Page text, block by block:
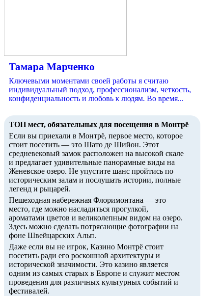
ТОП мест, обязательных для посещения в Монтрё
Если вы приехали в Монтрё, первое место, которое
стоит посетить — это Шато де Шийон. Этот
средневековый замок расположен на высокой скале
и предлагает удивительные панорамные виды на
Женевское озеро. Не упустите шанс пройтись по
историческим залам и послушать истории, полные
легенд и рыцарей.
Пешеходная набережная Флоримонтана — это
место, где можно насладиться прогулкой,
ароматами цветов и великолепным видом на озеро.
Здесь можно сделать потрясающие фотографии на
фоне Швейцарских Альп.
Даже если вы не игрок, Казино Монтрё стоит
посетить ради его роскошной архитектуры и
исторической значимости. Это казино является
одним из самых старых в Европе и служит местом
проведения для различных культурных событий и
фестивалей.
Тамара Марченко
Ключевыми моментами своей работы я считаю
индивидуальный подход, профессионализм, четкость,
конфиденциальность и любовь к людям. Во время...